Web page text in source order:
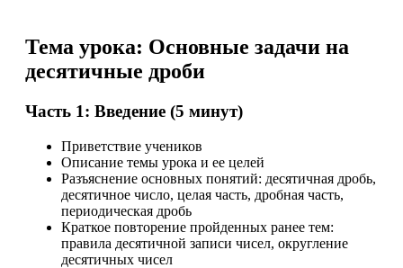
Тема урока: Основные задачи на
десятичные дроби
Часть 1: Введение (5 минут)
Приветствие учеников
Описание темы урока и ее целей
Разъяснение основных понятий: десятичная дробь,
десятичное число, целая часть, дробная часть,
периодическая дробь
Краткое повторение пройденных ранее тем:
правила десятичной записи чисел, округление
десятичных чисел